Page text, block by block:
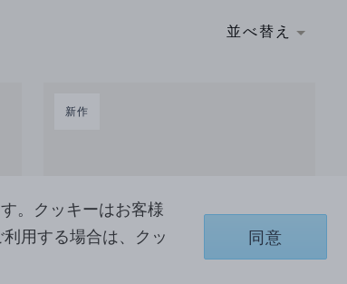
並べ替え
。クッキーはお客様
用する場合は、クッ
同意